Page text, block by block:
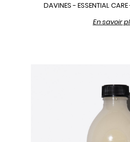
DAVINES - ESSENTIAL
En savoir